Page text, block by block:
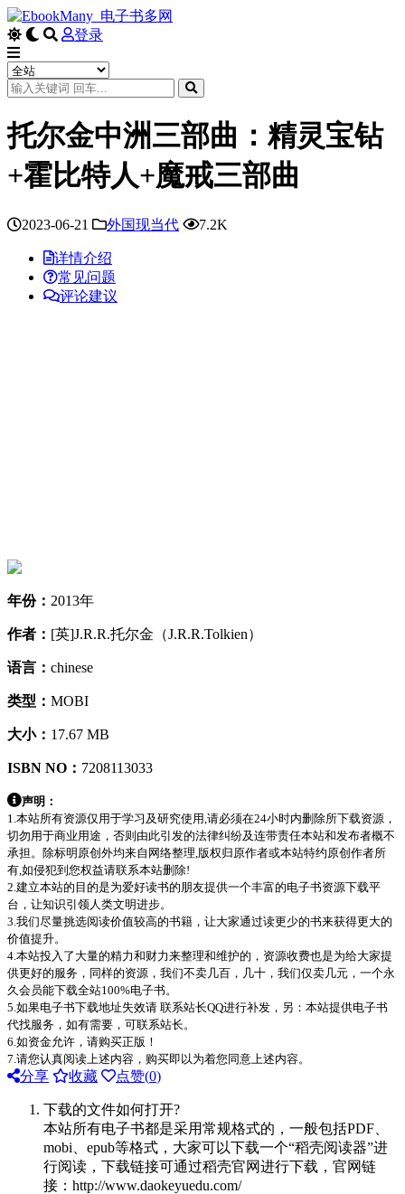
登录
托尔金中洲三部曲：精灵宝钻
+霍比特人+魔戒三部曲
2023-06-21 外国现当代 7.2K
详情介绍
常见问题
评论建议
年份： 2013年
作者： [英]J.R.R.托尔金（J.R.R.Tolkien）
语言： chinese
类型： MOBI
大小： 17.67 MB
ISBN NO： 7208113033
声明：
1.本站所有资源仅用于学习及研究使用,请必须在24小时内删除所下载资源，
切勿用于商业用途，否则由此引发的法律纠纷及连带责任本站和发布者概不
承担。除标明原创外均来自网络整理,版权归原作者或本站特约原创作者所
有,如侵犯到您权益请联系本站删除!
2.建立本站的目的是为爱好读书的朋友提供一个丰富的电子书资源下载平
台，让知识引领人类文明进步。
3.我们尽量挑选阅读价值较高的书籍，让大家通过读更少的书来获得更大的
价值提升。
4.本站投入了大量的精力和财力来整理和维护的，资源收费也是为给大家提
供更好的服务，同样的资源，我们不卖几百，几十，我们仅卖几元，一个永
久会员能下载全站100%电子书。
5.如果电子书下载地址失效请 联系站长QQ进行补发，另：本站提供电子书
代找服务，如有需要，可联系站长。
6.如资金允许，请购买正版！
7.请您认真阅读上述内容，购买即以为着您同意上述内容。
分享 收藏 点赞(0)
下载的文件如何打开?
本站所有电子书都是采用常规格式的，一般包括PDF、
mobi、epub等格式，大家可以下载一个“稻壳阅读器”进
行阅读，下载链接可通过稻壳官网进行下载，官网链
接：http://www.daokeyuedu.com/